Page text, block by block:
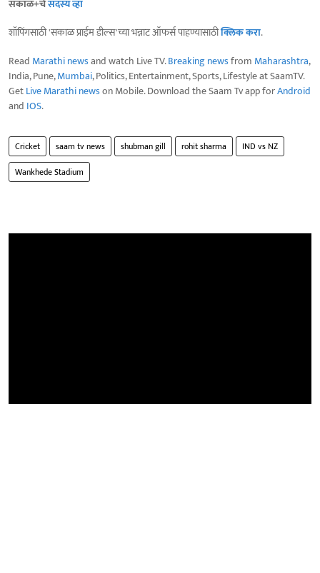
सकाळ+चेसदस्य व्हा
शॉपिंगसाठी 'सकाळ प्राईम डील्स'च्या भन्नाट ऑफर्स पाहण्यासाठीक्लिक करा.
Read Marathi newsand watch Live TV.Breaking newsfrom Maharashtra,
India, Pune,Mumbai, Politics, Entertainment, Sports, Lifestyle at SaamTV.
GetLive Marathi newson Mobile. Download the Saam Tv app forAndroid
and IOS.
Cricket saam tv news shubman gill rohit sharma
IND vs NZ
Wankhede Stadium